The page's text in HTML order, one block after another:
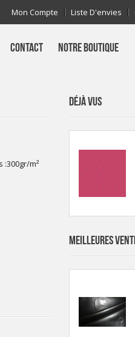
Mon Compte Liste D'envies
CONTACT NOTRE BOUTIQUE
:300gr/m²
DÉJÀ VUS
MEILLEURES